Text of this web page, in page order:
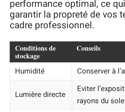
performance optimal, ce
garantir la propreté de vos
cadre professionnel.
Conditions de
stockage
Conseils
Humidité Conserver à
Lumière directe
Eviter
rayons du